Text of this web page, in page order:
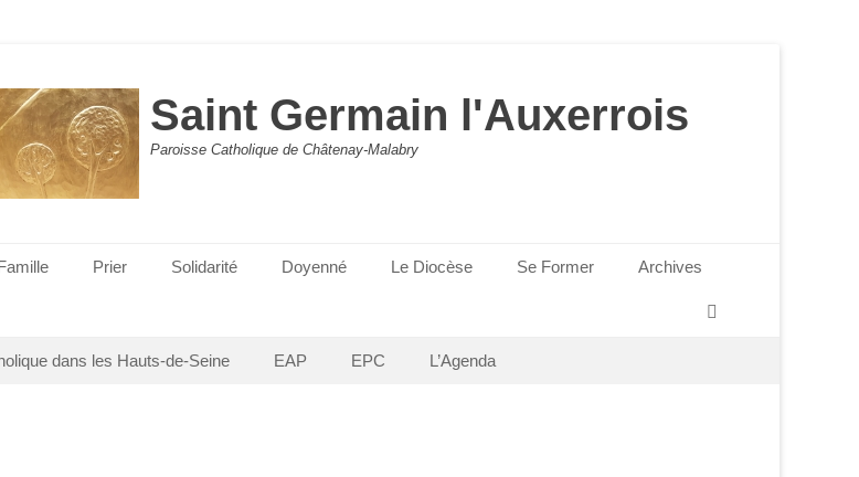
Saint Germain l'Auxerrois
Paroisse Catholique de Châtenay-Malabry
Prier Solidarité Doyenné Le Diocèse Se Former
Archives
dans les Hauts-de-Seine EAP EPC L’Agenda